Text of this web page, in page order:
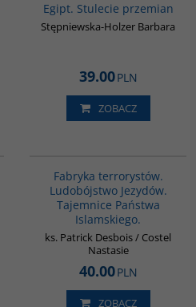
Egipt. Stulecie przemian
Stępniewska-Holzer Barbara
39.00PLN
ZOBACZ
Fabryka terrorystów.
Ludobójstwo Jezydów.
Tajemnice Państwa
Islamskiego.
ks. Patrick Desbois / Costel
Nastasie
40.00PLN
ZOBACZ